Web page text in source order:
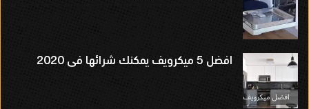
افضل 5 ميكرويف يمكنك شرائها فى 2020